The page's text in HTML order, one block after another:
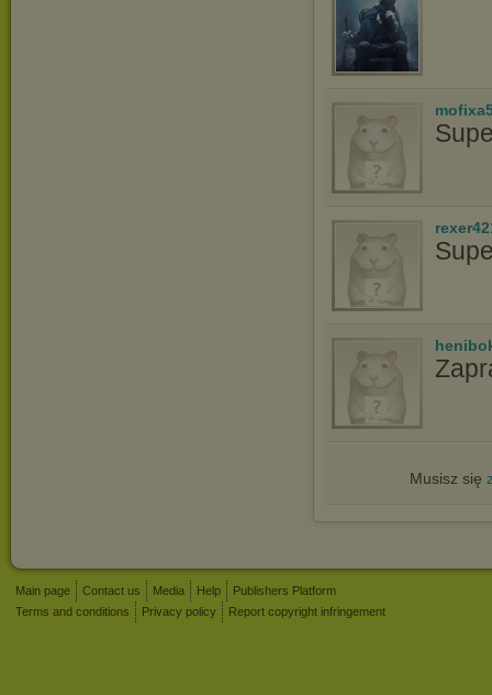
Musisz się
Main page Contact us Media Help
Publishers Platform
Terms and conditions
Privacy policy Report copyright infringement